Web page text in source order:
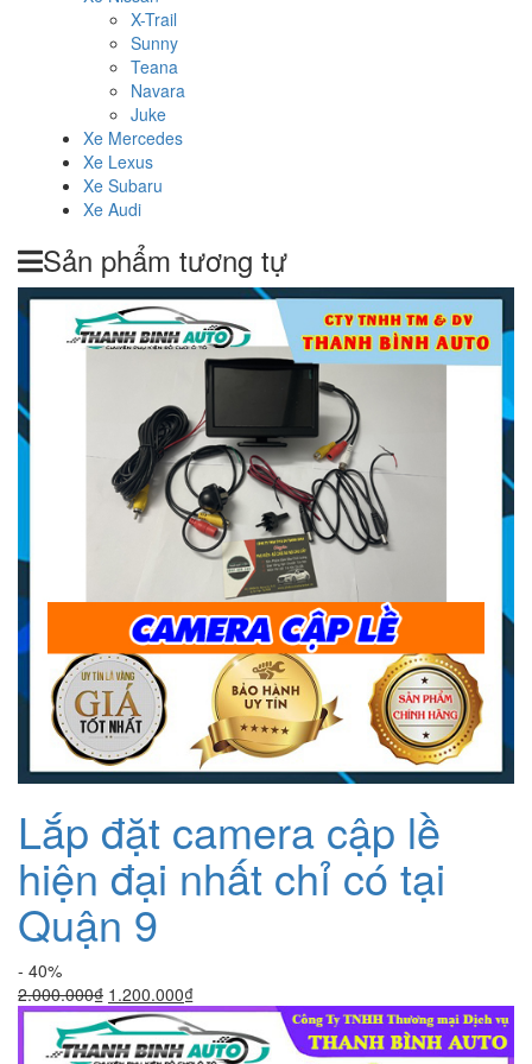
X-Trail
Sunny
Teana
Navara
Juke
Xe Mercedes
Xe Lexus
Xe Subaru
Xe Audi
Sản phẩm tương tự
Lắp đặt camera cập lề
hiện đại nhất chỉ có tại
Quận 9
- 40%
2.000.000₫ Giá
gốc
là:
1.200.000₫Giá
hiện
tại